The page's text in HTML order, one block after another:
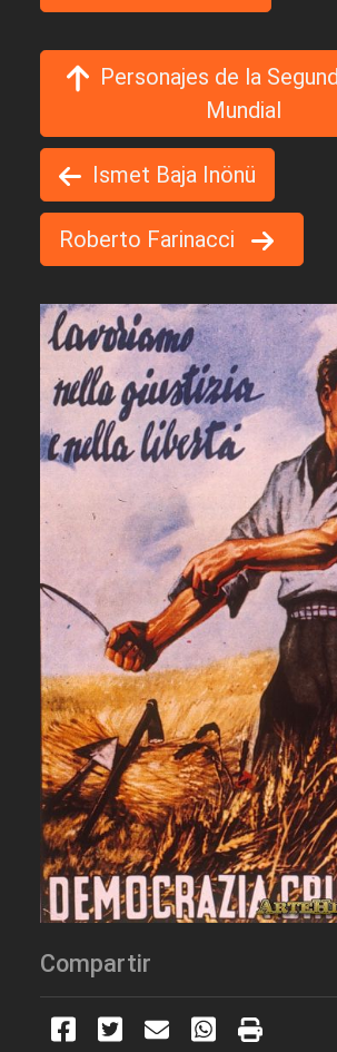
Personajes de la
Mundial
Ismet Baja Inönü
Roberto Farinacci
Compartir